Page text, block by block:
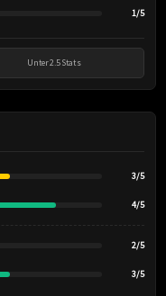
1/5
Unter 2.5 Stats
3/5
4/5
2/5
3/5